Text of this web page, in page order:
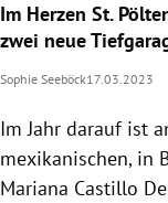
Im Herzen St.
zwei neue
Sophie Seeböck17.03.2023
Im Jahr darauf ist
mexikanischen, in
Mariana Castillo